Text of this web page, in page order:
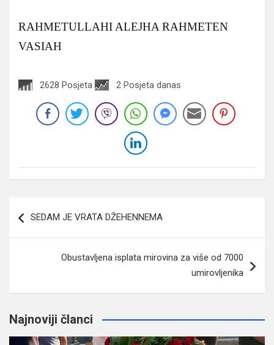
RAHMETULLAHI ALEJHA RAHMETEN
VASIAH
2628 Posjeta 2 Posjeta danas
članaka
SEDAM JE VRATA DŽEHENNEMA
Obustavljena isplata mirovina za više od 7000
umirovljenika
Najnoviji članci